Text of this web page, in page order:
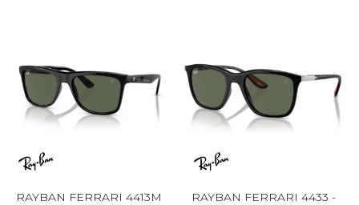
RAYBAN FERRARI 4413M
RAYBAN FERRARI 4433 -